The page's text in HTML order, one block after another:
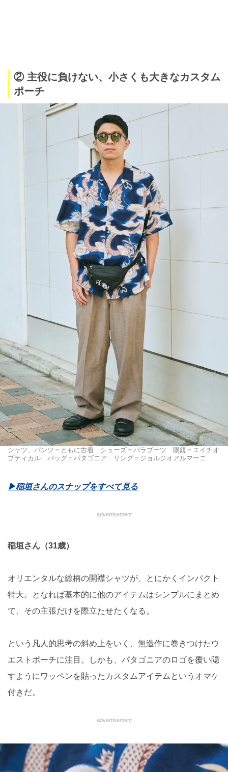
② 主役に負けない、小さくも大きなカスタム
ポーチ
シャツ、パンツ＝ともに古着 シューズ＝パラブーツ 眼鏡＝エイチオ
プティカル バッグ＝パタゴニア リング＝ジョルジオアルマーニ
▶︎稲垣さんのスナップをすべて見る
advertisement
稲垣さん（31歳）
オリエンタルな総柄の開襟シャツが、とにかくインパクト
特大。となれば基本的に他のアイテムはシンプルにまとめ
て、その主張だけを際立たせたくなる。
という凡人的思考の斜め上をいく、無造作に巻きつけたウ
エストポーチに注目。しかも、パタゴニアのロゴを覆い隠
すようにワッペンを貼ったカスタムアイテムというオマケ
付きだ。
advertisement